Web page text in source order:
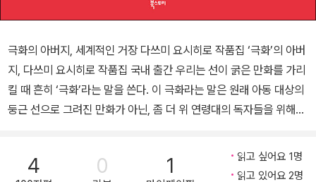
극화의 아버지, 세계적인 거장 다쓰미 요시히로 작품집 ‘극화’의 아버
지, 다쓰미 요시히로 작품집 국내 출간 우리는 선이 굵은 만화를 가리
킬 때 흔히 ‘극화’라는 말을 쓴다. 이 극화라는 말은 원래 아동 대상의
둥근 선으로 그려진 만화가 아닌, 좀 더 위 연령대의 독자들을 위해서
화가 다쓰미 요시히로가 만들어낸 신조어였다. 극화가 등장함으로써
만화는 표현영역을 넓힐 수 있었고, 성인들을 새로운 독자로 포섭할
4 0 1
읽고 싶어요 1명
읽고 있어요 2명